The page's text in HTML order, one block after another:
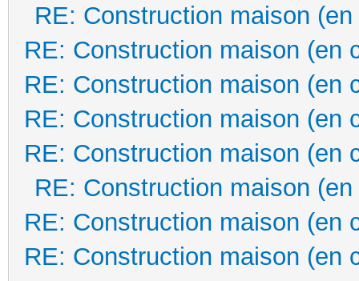
RE: Construction maison
RE: Construction maison (en
RE: Construction maison (en
RE: Construction maison (en
RE: Construction maison (en
RE: Construction maison
RE: Construction maison (en
RE: Construction maison (en